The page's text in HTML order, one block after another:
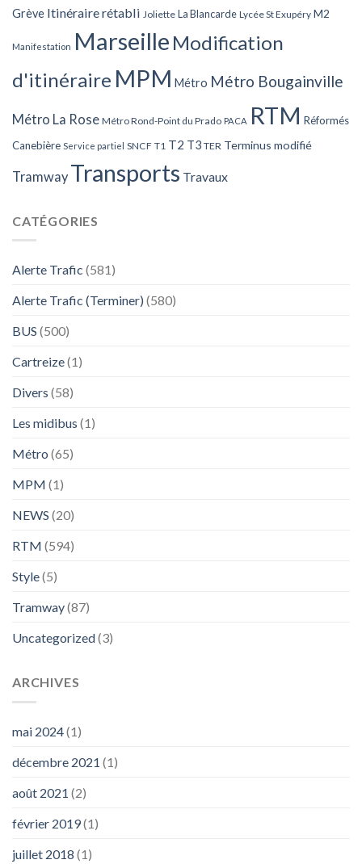
Grève Itinéraire rétabli Joliette La Blancarde Lycée St Exupéry M2
Manifestation Marseille Modification
d'itinéraire MPM Métro Métro Bougainville
Métro La Rose Métro Rond-Point du Prado PACA RTM Réformés
Canebière Service partiel SNCF T1 T2 T3 TER Terminus modifié
Tramway Transports Travaux
CATÉGORIES
Alerte Trafic (581)
Alerte Trafic (Terminer) (580)
BUS (500)
Cartreize(1)
Divers (58)
Les midibus (1)
Métro (65)
MPM (1)
NEWS (20)
RTM (594)
Style(5)
Tramway(87)
Uncategorized(3)
ARCHIVES
mai 2024(1)
décembre 2021 (1)
août 2021 (2)
février 2019(1)
juillet 2018 (1)